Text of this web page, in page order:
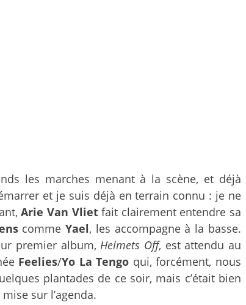
les marches menant à la scène, et déjà
et je suis déjà en terrain connu : je ne
Arie Van Vlietfait clairement entendre sa
commeYael, les accompagne à la basse.
premier album, Helmets Off, est attendu au
Feelies/Yo La Tengo qui, forcément, nous
plantades de ce soir, mais c’était bien
sur l’agenda.